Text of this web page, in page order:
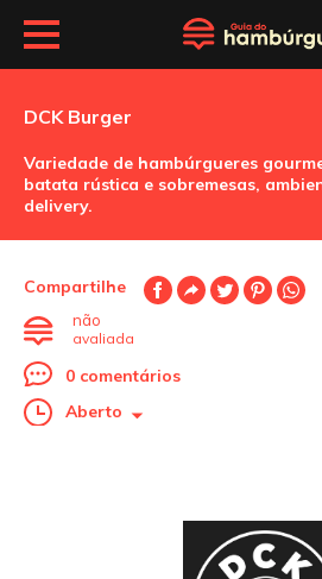
DCK Burger
Variedade de hambúrgueres
batata rústica e sobremesas,
delivery.
Compartilhe
não
avaliada
0 comentários
Aberto